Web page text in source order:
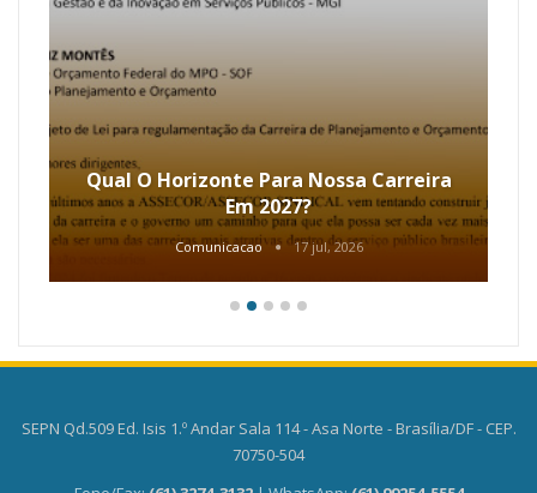
Qual O Horizonte Para Nossa Carreira
Em 2027?
Comunicacao 17 jul, 2026
SEPN Qd.509 Ed. Isis 1.º Andar Sala 114 - Asa Norte - Brasília/DF - CEP.
70750-504